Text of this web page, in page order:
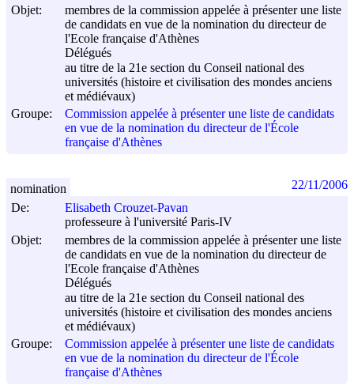
Objet:
membres de la commission appelée à présenter une liste
de candidats en vue de la nomination du directeur de
l'Ecole française d'Athènes
Délégués
au titre de la 21e section du Conseil national des
universités (histoire et civilisation des mondes anciens
et médiévaux)
Groupe:
Commission appelée à présenter une liste de candidats
en vue de la nomination du directeur de l'École
française d'Athènes
De:
Elisabeth Crouzet-Pavan
professeure à l'université Paris-IV
Objet:
membres de la commission appelée à présenter une liste
de candidats en vue de la nomination du directeur de
l'Ecole française d'Athènes
Délégués
au titre de la 21e section du Conseil national des
universités (histoire et civilisation des mondes anciens
et médiévaux)
Groupe:
Commission appelée à présenter une liste de candidats
en vue de la nomination du directeur de l'École
française d'Athènes
nomination 22/11/2006